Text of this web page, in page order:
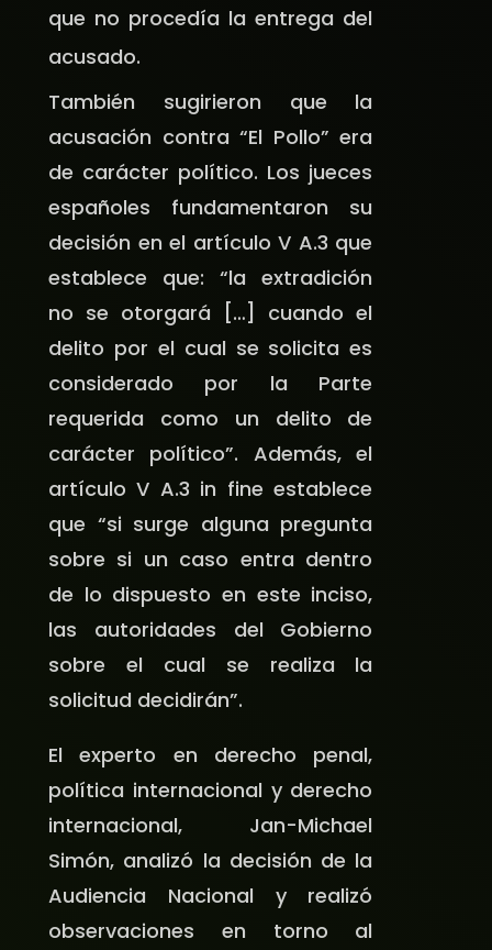
que no procedía la entrega del
acusado.
También sugirieron que la
acusación contra “El Pollo” era
de carácter político. Los jueces
españoles fundamentaron su
decisión en el artículo V A.3 que
establece que: “la extradición
no se otorgará […] cuando el
delito por el cual se solicita es
considerado por la Parte
requerida como un delito de
carácter político”. Además, el
artículo V A.3 in fine establece
que “si surge alguna pregunta
sobre si un caso entra dentro
de lo dispuesto en este inciso,
las autoridades del Gobierno
sobre el cual se realiza la
solicitud decidirán”.
El experto en derecho penal,
política internacional y derecho
internacional, Jan-Michael
Simón, analizó la decisión de la
Audiencia Nacional y realizó
observaciones en torno al